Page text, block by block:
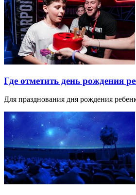
Где отметить день рождения
Для празднования дня рождения